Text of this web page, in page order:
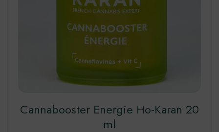
Cannabooster Energie Ho-Karan 20
ml